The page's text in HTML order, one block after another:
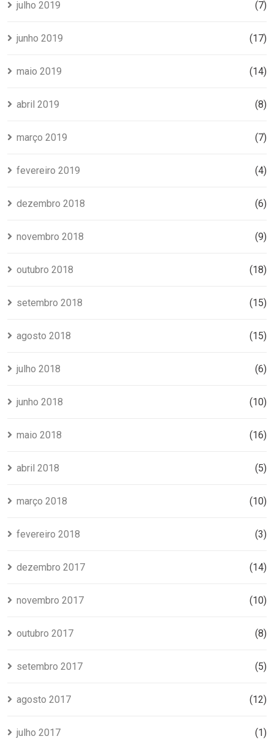
julho 2019 (7)
junho 2019 (17)
maio 2019 (14)
abril 2019 (8)
março 2019 (7)
fevereiro 2019 (4)
dezembro 2018 (6)
novembro 2018 (9)
outubro 2018 (18)
setembro 2018 (15)
agosto 2018 (15)
julho 2018 (6)
junho 2018 (10)
maio 2018 (16)
abril 2018 (5)
março 2018 (10)
fevereiro 2018 (3)
dezembro 2017 (14)
novembro 2017 (10)
outubro 2017 (8)
setembro 2017 (5)
agosto 2017 (12)
julho 2017 (1)